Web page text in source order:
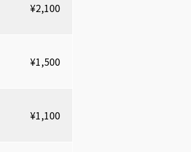
¥2,100
¥1,500
¥1,100